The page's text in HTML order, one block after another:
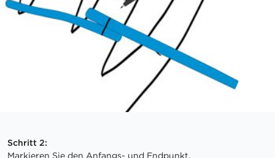
Schritt 2:
Markieren Sie den Anfangs- und Endpunkt.